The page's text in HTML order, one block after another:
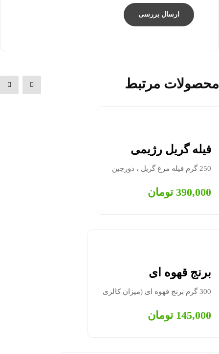
محصولات مرتبط
فیله گریل رژیمی
250 گرم فیله مرغ گریل ، دورچین
390,000 تومان
برنج قهوه ای
300 گرم برنج قهوه ای (میزان کالری
145,000 تومان